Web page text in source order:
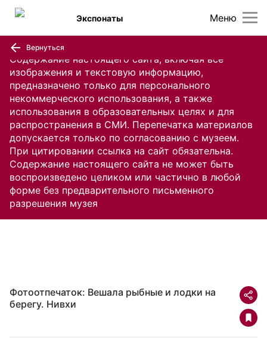
Содержание настоящего сайта, включая все
изображения и текстовую информацию,
предназначено только для персонального
некоммерческого использования, а также
использования в образовательных целях и для
распространения в СМИ. Перепечатка материалов
допускается только по согласованию с музеем.
При цитировании ссылка на сайт обязательна.
Содержание настоящего сайта не может быть
воспроизведено целиком или частично в любой
форме без предварительного письменного
разрешения музея
Меню
Экспонаты
Вернуться
Фотоотпечаток: Вешала рыбные и лодки на
берегу. Нивхи